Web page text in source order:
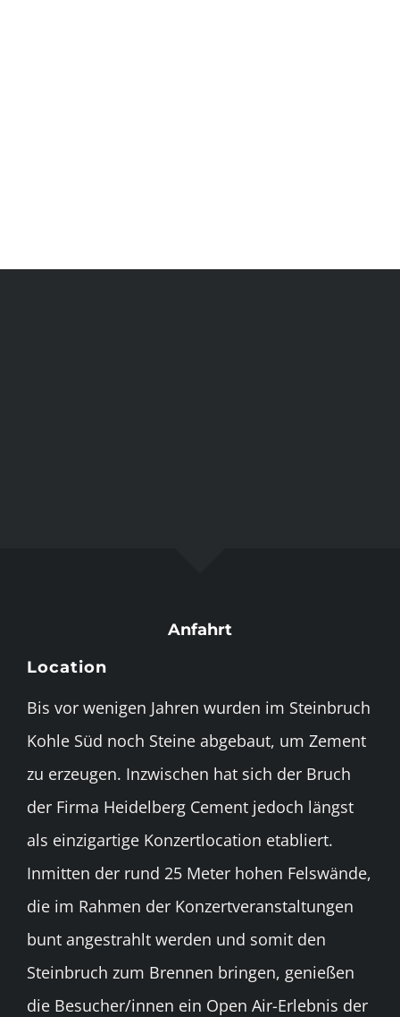
Anfahrt
Location
Bis vor wenigen Jahren wurden im Steinbruch
Kohle Süd noch Steine abgebaut, um Zement
zu erzeugen. Inzwischen hat sich der Bruch
der Firma Heidelberg Cement jedoch längst
als einzigartige Konzertlocation etabliert.
Inmitten der rund 25 Meter hohen Felswände,
die im Rahmen der Konzertveranstaltungen
bunt angestrahlt werden und somit den
Steinbruch zum Brennen bringen, genießen
die Besucher/innen ein Open Air-Erlebnis der